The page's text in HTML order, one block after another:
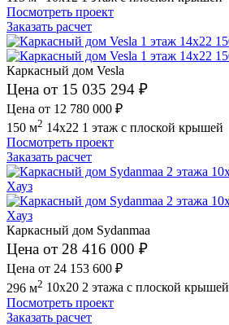
Посмотреть проект
Заказать расчет
Каркасный дом Vesla
Цена от 15 035 294 ₽
Цена от 12 780 000 ₽
150 м2 14x22 1 этаж с плоской крышей
Посмотреть проект
Заказать расчет
Каркасный дом Sydanmaa
Цена от 28 416 000 ₽
Цена от 24 153 600 ₽
296 м2 10x20 2 этажа с плоской крышей
Посмотреть проект
Заказать расчет